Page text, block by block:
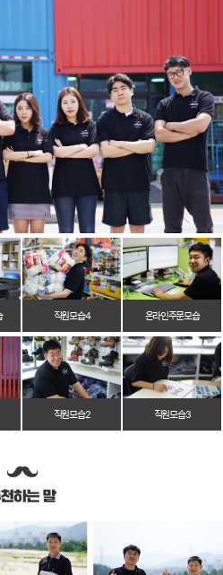
직원 모습 4 온라인 주문 모습
직원 모습 2 직원 모습 3